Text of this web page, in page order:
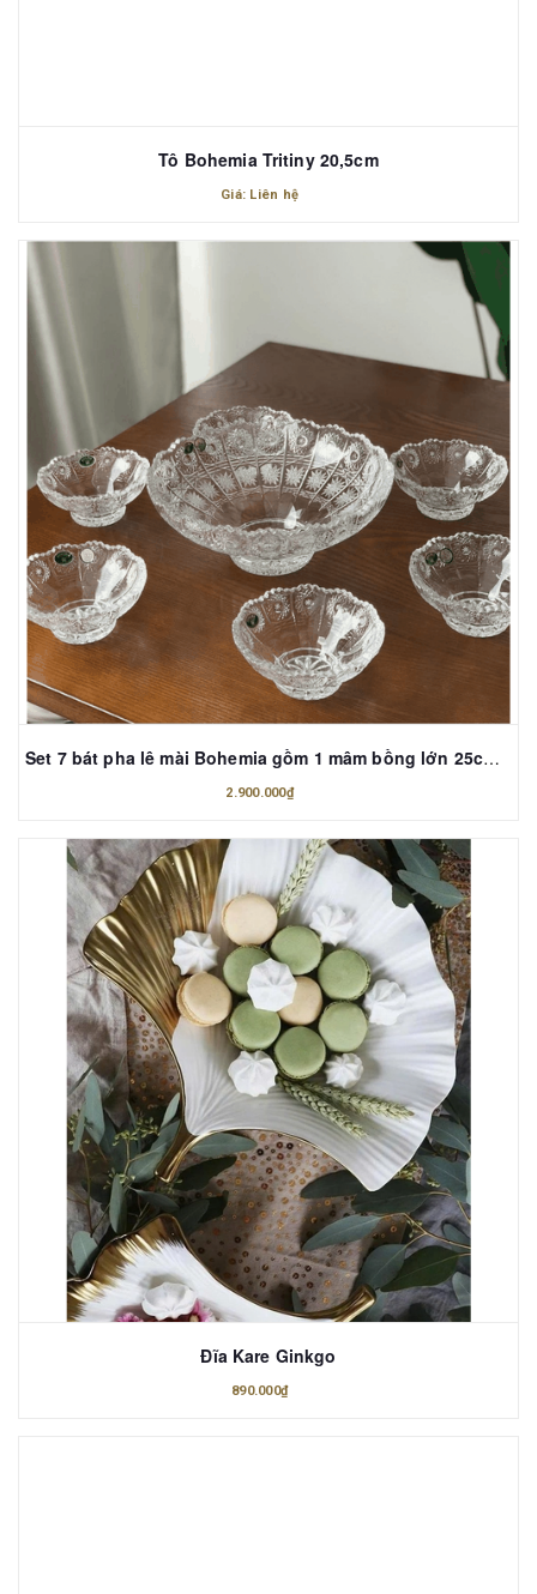
Tô Bohemia Tritiny 20,5cm
Giá: Liên hệ
Set 7 bát pha lê mài Bohemia gồm 1 mâm bồng lớn 25cm và 6 bát nhí 13cm
2.900.000₫
Đĩa Kare Ginkgo
890.000₫